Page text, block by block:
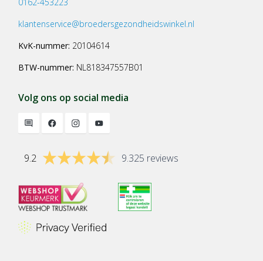
klantenservice@broedersgezondheidswinkel.nl
KvK-nummer: 20104614
BTW-nummer: NL818347557B01
Volg ons op social media
9.2 9.325 reviews